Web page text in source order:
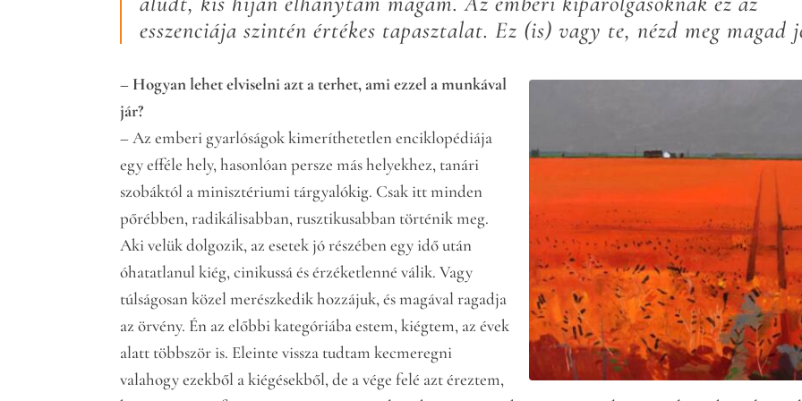
esszenciája szintén értékes tapasztalat. Ez (is) vagy te, nézd meg magad
– Hogyan lehet elviselni azt a terhet, ami ezzel a munkával
jár?
– Az emberi gyarlóságok kimeríthetetlen enciklopédiája
egy efféle hely, hasonlóan persze más helyekhez, tanári
szobáktól a minisztériumi tárgyalókig. Csak itt minden
pőrébben, radikálisabban, rusztikusabban történik meg.
Aki velük dolgozik, az esetek jó részében egy idő után
óhatatlanul kiég, cinikussá és érzéketlenné válik. Vagy
túlságosan közel merészkedik hozzájuk, és magával ragadja
az örvény. Én az előbbi kategóriába estem, kiégtem, az évek
alatt többször is. Eleinte vissza tudtam kecmeregni
valahogy ezekből a kiégésekből, de a vége felé azt éreztem,